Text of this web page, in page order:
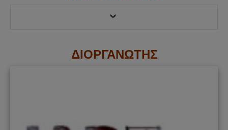
ΔΙΟΡΓΑΝΩΤΗΣ